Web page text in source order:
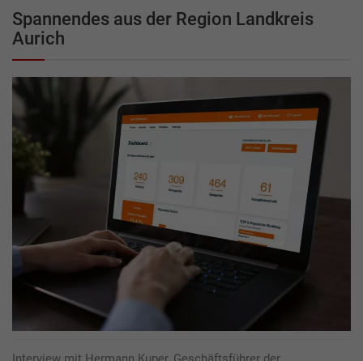
Spannendes aus der Region Landkreis
Aurich